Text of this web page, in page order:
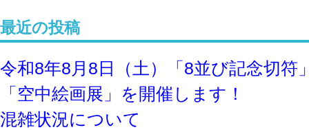
最近の投稿
令和8年8⽉8⽇（土）「8並び記念切符
「空中絵画展」を開催します！
混雑状況について